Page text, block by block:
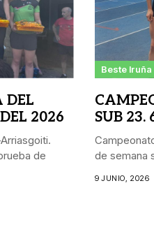
DEL
2026
de
Beste Iruña
SUB 23.
de semana
9 JUNIO, 2026